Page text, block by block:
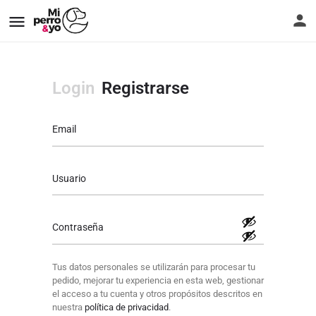
Login Registrarse
Email
Usuario
Contraseña
Tus datos personales se utilizarán para procesar tu
pedido, mejorar tu experiencia en esta web, gestionar
el acceso a tu cuenta y otros propósitos descritos en
nuestra política de privacidad.